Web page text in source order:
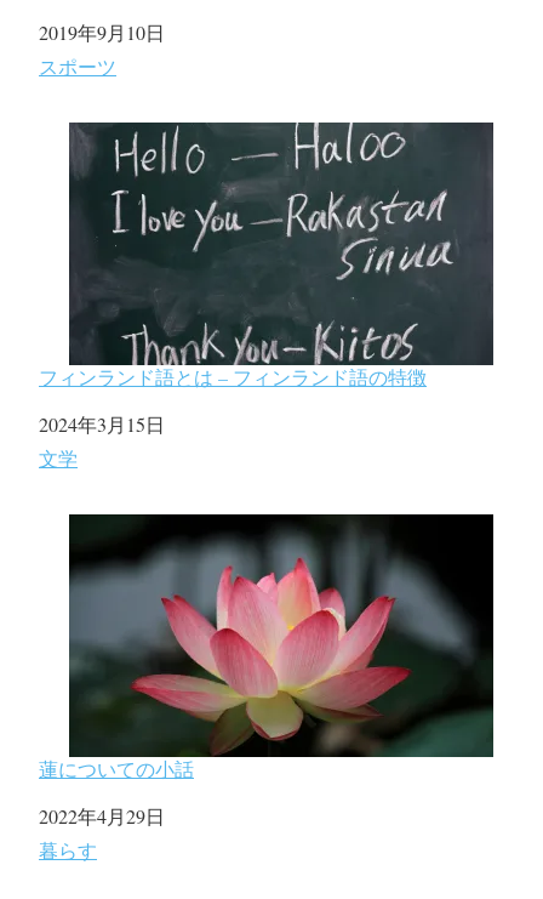
日付
2019年9月10日
関連理由
スポーツ
フィンランド語とは – フィンランド語の特徴
日付
2024年3月15日
関連理由
文学
蓮についての小話
日付
2022年4月29日
関連理由
暮らす